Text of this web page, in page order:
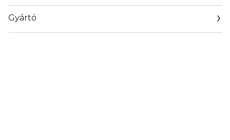
Gyártó